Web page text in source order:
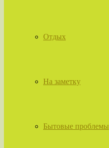
Отдых
На заметку
Бытовые проблемы